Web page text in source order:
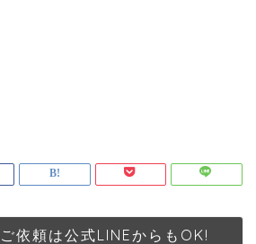
依頼は公式LINEからもOK!